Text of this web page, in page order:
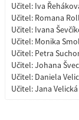
Učitel: Iva
Učitel: Romana
Učitel: Ivana
Učitel: Monika
Učitel: Petra
Učitel:Johana
Učitel: Daniela
Učitel:Jana Velická